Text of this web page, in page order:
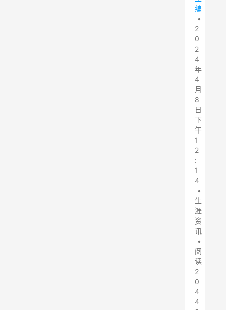
编
•
2
0
2
4
年
4
月
8
日
下
午
1
2
:
1
4
•
生
涯
资
讯
•
阅
读
2
0
4
4